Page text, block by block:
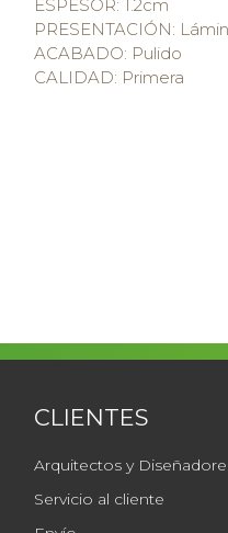
ESPESOR: 1.2cm
PRESENTACIÓN:
ACABADO: Pulido
CALIDAD: Primera
CLIENTES
Arquitectos y
Servicio al cliente